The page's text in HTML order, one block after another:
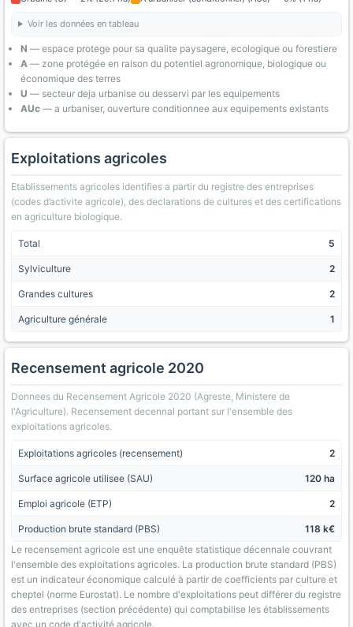
Voir les données en tableau
N — espace protege pour sa qualite paysagere, ecologique ou forestiere
A — zone protégée en raison du potentiel agronomique, biologique ou
économique des terres
U — secteur deja urbanise ou desservi par les equipements
AUc — a urbaniser, ouverture conditionnee aux equipements existants
Exploitations agricoles
Etablissements agricoles identifies a partir du registre des entreprises
(codes d’activite agricole), des declarations de cultures et des certifications
en agriculture biologique.
Total 5
Sylviculture 2
Grandes cultures 2
Agriculture générale 1
Recensement agricole 2020
Donnees du Recensement Agricole 2020 (Agreste, Ministere de
l'Agriculture). Recensement decennal portant sur l'ensemble des
exploitations agricoles.
Exploitations agricoles (recensement) 2
Surface agricole utilisee (SAU) 120 ha
Emploi agricole (ETP) 2
Production brute standard (PBS)
118 k€
Le recensement agricole est une enquête statistique décennale couvrant
l'ensemble des exploitations agricoles. La production brute standard (PBS)
est un indicateur économique calculé à partir de coefficients par culture et
cheptel (norme Eurostat). Le nombre d'exploitations peut différer du registre
des entreprises (section précédente) qui comptabilise les établissements
avec un code d'activité agricole.